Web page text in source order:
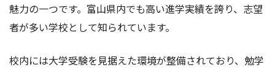
魅力の一つです。富山県内でも高い進学実績を誇り、志望
者が多い学校として知られています。
校内には大学受験を見据えた環境が整備されており、勉学